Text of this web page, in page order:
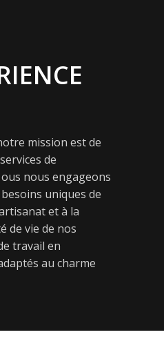
mission est de
de
nous engageons
uniques de
et à la
de vie de nos
travail en
au charme